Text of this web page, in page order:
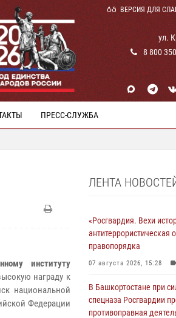
ВЕРСИЯ ДЛЯ
ул.
8 800
ПРЕСС-СЛУЖБА
институту
награду к
национальной
Федерации
ЛЕНТА
«Росгвардия. Вехи
антитеррористическая
правопорядка
07 августа 2026, 15:28
В Башкортостане при
спецназа Росгвардии
противоправная